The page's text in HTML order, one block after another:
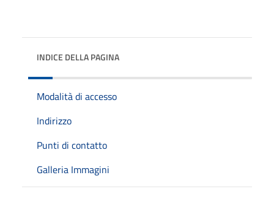
INDICE DELLA PAGINA
Modalità di accesso
Indirizzo
Punti di contatto
Galleria Immagini